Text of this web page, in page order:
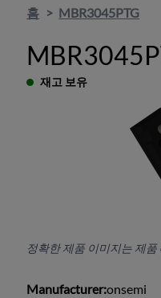
홈 MBR3045PTG
재고 보유
정확한 제품 이미지는 제
Manufacturer:onsemi